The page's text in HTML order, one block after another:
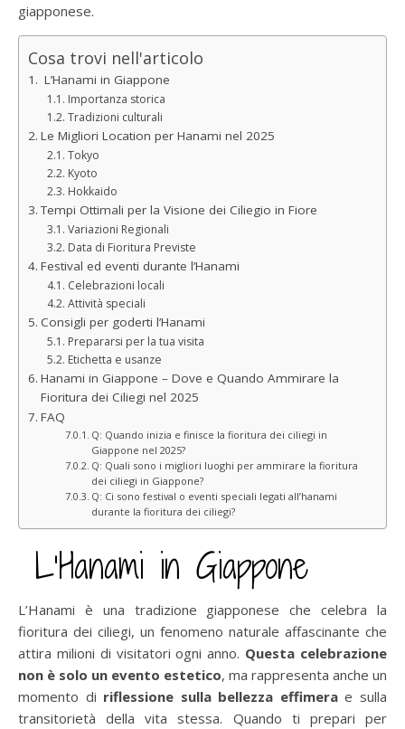
giapponese.
Cosa trovi nell'articolo
L’Hanami in Giappone
Importanza storica
Tradizioni culturali
Le Migliori Location per Hanami nel 2025
Tokyo
Kyoto
Hokkaido
Tempi Ottimali per la Visione dei Ciliegio in Fiore
Variazioni Regionali
Data di Fioritura Previste
Festival ed eventi durante l’Hanami
Celebrazioni locali
Attività speciali
Consigli per goderti l’Hanami
Prepararsi per la tua visita
Etichetta e usanze
Hanami in Giappone – Dove e Quando Ammirare la
Fioritura dei Ciliegi nel 2025
FAQ
Q: Quando inizia e finisce la fioritura dei ciliegi in
Giappone nel 2025?
Q: Quali sono i migliori luoghi per ammirare la fioritura
dei ciliegi in Giappone?
Q: Ci sono festival o eventi speciali legati all’hanami
durante la fioritura dei ciliegi?
L’Hanami in Giappone
L’Hanami è una tradizione giapponese che celebra la
fioritura dei ciliegi, un fenomeno naturale affascinante che
attira milioni di visitatori ogni anno. Questa celebrazione
non è solo un evento estetico, ma rappresenta anche un
momento di riflessione sulla bellezza effimerae sulla
transitorietà della vita stessa. Quando ti prepari per